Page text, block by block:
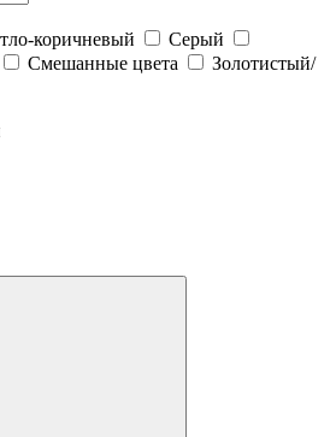
коричневый
Серый
Смешанные цвета
Золотистый/